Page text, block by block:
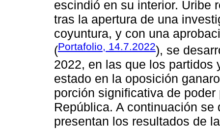
escindió en su interior. Uribe
tras la apertura de una
coyuntura, y con una
(Portafolio, 14.7.2022), se
2022, en las que los partidos
estado en la oposición
porción significativa de
República. A continuación
presentan los resultados de